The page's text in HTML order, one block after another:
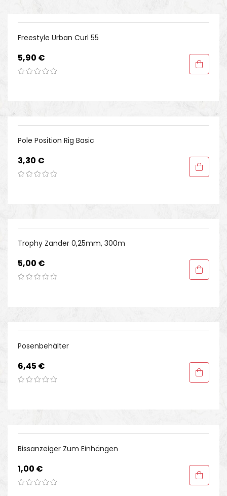
Freestyle Urban Curl 55
Preis
5,90 €
Pole Position Rig Basic
Preis
3,30 €
Trophy Zander 0,25mm, 300m
Preis
5,00 €
Posenbehälter
Preis
6,45 €
Bissanzeiger Zum Einhängen
Preis
1,00 €